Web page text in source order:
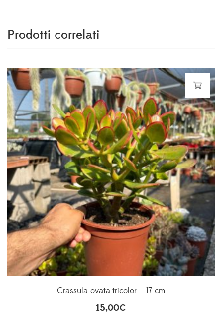
Prodotti correlati
Crassula ovata tricolor – 17 cm
15,00€